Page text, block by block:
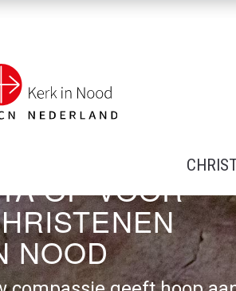
OP VOOR
NOOD